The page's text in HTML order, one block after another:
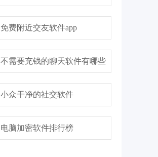
免费附近交友软件app
不需要充钱的聊天软件有哪些
小众干净的社交软件
电脑加密软件排行榜